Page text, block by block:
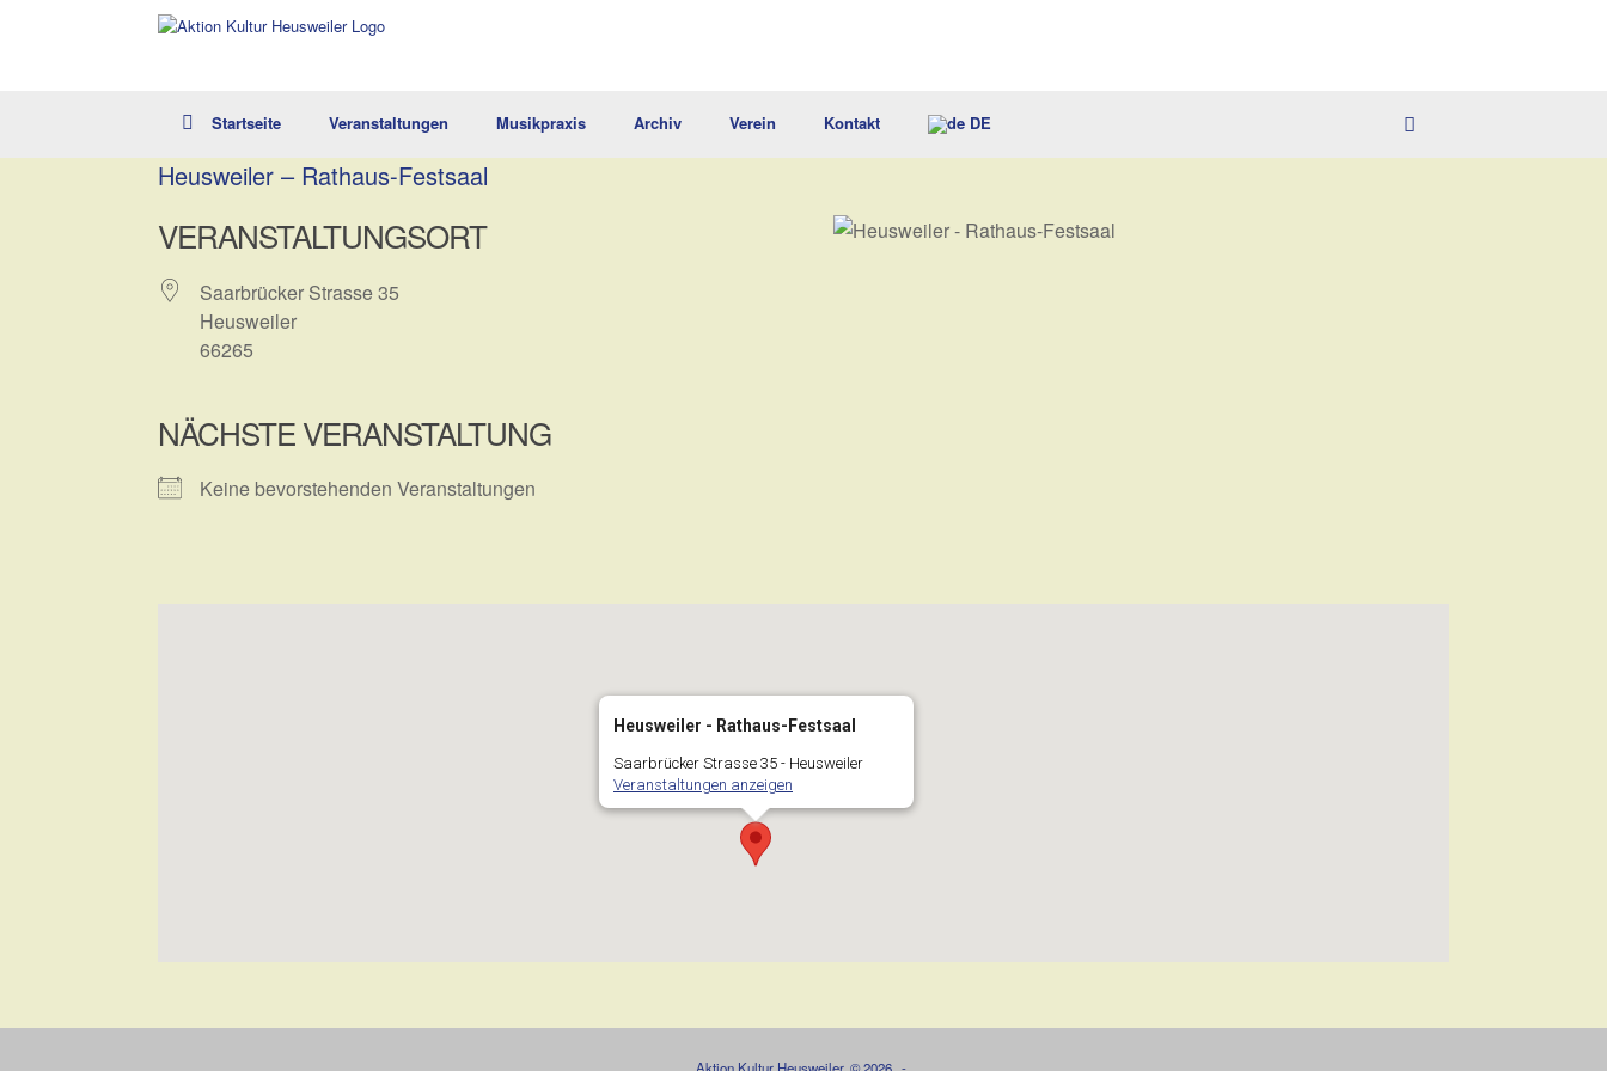
Startseite Veranstaltungen Musikpraxis Archiv Verein Kontakt DE
Heusweiler – Rathaus-Festsaal
VERANSTALTUNGSORT
Saarbrücker Strasse 35
Heusweiler
66265
NÄCHSTE VERANSTALTUNG
Keine bevorstehenden Veranstaltungen
Heusweiler - Rathaus-Festsaal
Saarbrücker Strasse 35 - Heusweiler
Veranstaltungen anzeigen